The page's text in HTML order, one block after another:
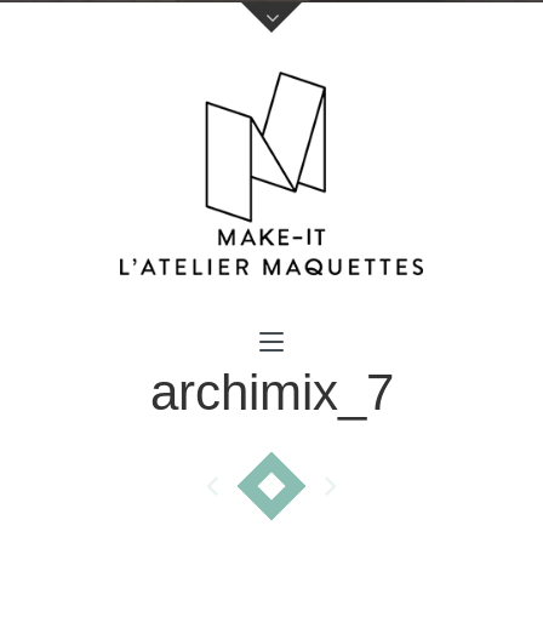
Votre nom (obligatoire)
Votre e-mail (obligatoire)archimix_7